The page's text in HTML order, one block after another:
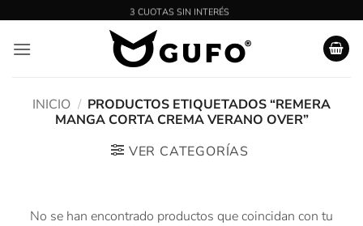
contenido
INICIO / PRODUCTOS ETIQUETADOS “REMERA
MANGA CORTA CREMA VERANO OVER”
VER CATEGORÍAS
No se han encontrado productos que coincidan con tu